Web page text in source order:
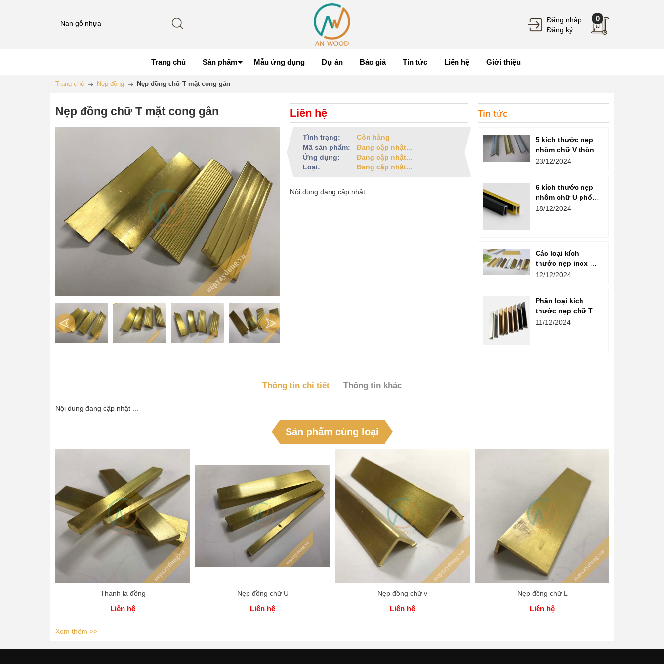
Đăng nhập
Đăng ký
0
Trang chủ Sản phẩm Mẫu ứng dụng Dự án Báo giá Tin tức Liên hệ Giới thiệu
Trang chủ Nẹp đồng Nẹp đồng chữ T mặt cong gân
Nẹp đồng chữ T mặt cong gân Liên hệ
Tình trạng:
Còn hàng
Mã sản phẩm:
Đang cập nhật...
Ứng dụng:
Đang cập nhật...
Loại:
Đang cập nhật...
Nội dung đang cập nhật.
Tin tức
5 kích thước nẹp
nhôm chữ V thông
dụng hiện nay
23/12/2024
6 kích thước nẹp
nhôm chữ U phổ
biến
18/12/2024
Các loại kích
thước nẹp inox mạ
vàng phổ biến trên
12/12/2024
Phân loại kích
thước nẹp chữ T
phổ biến trên thị
11/12/2024
Thông tin chi tiết Thông tin khác
Nội dung đang cập nhật ...
Sản phẩm cùng loại
Thanh la đồng
Liên hệ
Nẹp đồng chữ U
Liên hệ
Nẹp đồng chữ v
Liên hệ
Nẹp đồng chữ L
Liên hệ
Xem thêm >>